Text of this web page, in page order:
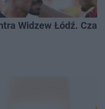
Widzew Łódź.